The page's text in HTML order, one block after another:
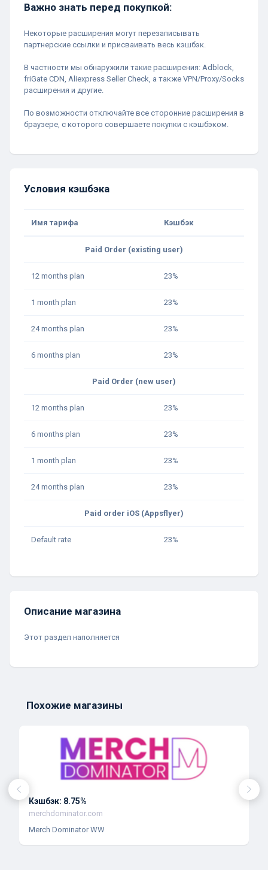
Важно знать перед покупкой:
Некоторые расширения могут перезаписывать
партнерские ссылки и присваивать весь кэшбэк.
В частности мы обнаружили такие расширения: Adblock,
friGate CDN, Aliexpress Seller Check, а также VPN/Proxy/Socks
расширения и другие.
По возможности отключайте все сторонние расширения в
браузере, с которого совершаете покупки с кэшбэком.
Условия кэшбэка
Имя тарифа Кэшбэк
Paid Order (existing user)
12 months plan 23%
1 month plan 23%
24 months plan 23%
6 months plan 23%
Paid Order (new user)
12 months plan 23%
6 months plan 23%
1 month plan 23%
24 months plan 23%
Paid order iOS (Appsflyer)
Default rate 23%
Описание магазина
Этот раздел наполняется
Похожие магазины
Кэшбэк: 8.75%
merchdominator.com
Merch Dominator WW